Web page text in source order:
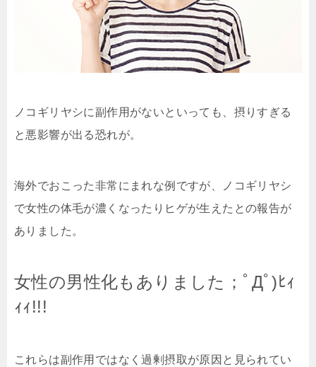
ノコギリヤシに副作用がないといっても、摂りすぎる
と悪影響が出る恐れが。
海外でおこった非常にまれな例ですが、ノコギリヤシ
で女性の体毛が濃くなったりヒゲが生えたとの報告が
ありました。
女性の男性化もありました；ﾟДﾟ)ﾋｨ
ｨｨ!!!
これらは副作用ではなく過剰摂取が原因と見られてい